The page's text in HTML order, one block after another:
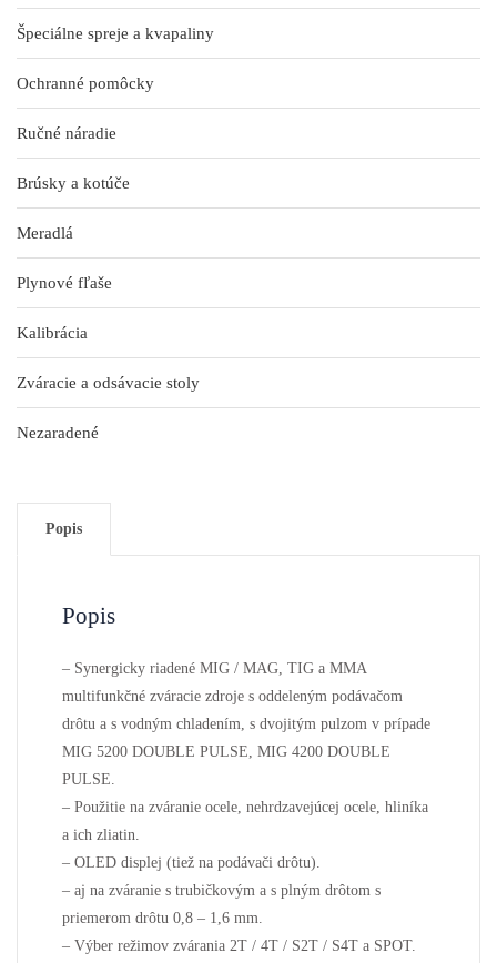
Špeciálne spreje a kvapaliny
Ochranné pomôcky
Ručné náradie
Brúsky a kotúče
Meradlá
Plynové fľaše
Kalibrácia
Zváracie a odsávacie stoly
Nezaradené
Popis
Popis
– Synergicky riadené MIG / MAG, TIG a MMA
multifunkčné zváracie zdroje s oddeleným podávačom
drôtu a s vodným chladením, s dvojitým pulzom v prípade
MIG 5200 DOUBLE PULSE, MIG 4200 DOUBLE
PULSE.
– Použitie na zváranie ocele, nehrdzavejúcej ocele, hliníka
a ich zliatin.
– OLED displej (tiež na podávači drôtu).
– aj na zváranie s trubičkovým a s plným drôtom s
priemerom drôtu 0,8 – 1,6 mm.
– Výber režimov zvárania 2T / 4T / S2T / S4T a SPOT.